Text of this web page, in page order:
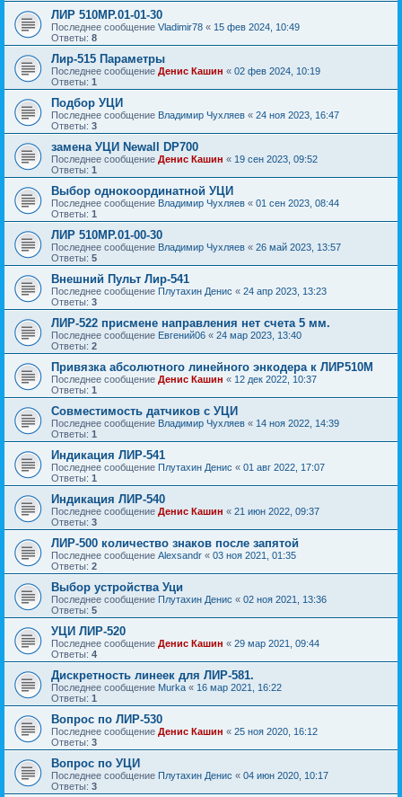
ЛИР 510МР.01-01-30
Последнее сообщение Vladimir78 « 15 фев 2024, 10:49
Ответы: 8
Лир-515 Параметры
Последнее сообщение Денис Кашин « 02 фев 2024, 10:19
Ответы: 1
Подбор УЦИ
Последнее сообщение Владимир Чухляев « 24 ноя 2023, 16:47
Ответы: 3
замена УЦИ Newall DP700
Последнее сообщение Денис Кашин « 19 сен 2023, 09:52
Ответы: 1
Выбор однокоординатной УЦИ
Последнее сообщение Владимир Чухляев « 01 сен 2023, 08:44
Ответы: 1
ЛИР 510МР.01-00-30
Последнее сообщение Владимир Чухляев « 26 май 2023, 13:57
Ответы: 5
Внешний Пульт Лир-541
Последнее сообщение Плутахин Денис « 24 апр 2023, 13:23
Ответы: 3
ЛИР-522 присмене направления нет счета 5 мм.
Последнее сообщение Евгений06 « 24 мар 2023, 13:40
Ответы: 2
Привязка абсолютного линейного энкодера к ЛИР510М
Последнее сообщение Денис Кашин « 12 дек 2022, 10:37
Ответы: 1
Совместимость датчиков с УЦИ
Последнее сообщение Владимир Чухляев « 14 ноя 2022, 14:39
Ответы: 1
Индикация ЛИР-541
Последнее сообщение Плутахин Денис « 01 авг 2022, 17:07
Ответы: 1
Индикация ЛИР-540
Последнее сообщение Денис Кашин « 21 июн 2022, 09:37
Ответы: 3
ЛИР-500 количество знаков после запятой
Последнее сообщение Alexsandr « 03 ноя 2021, 01:35
Ответы: 2
Выбор устройства Уци
Последнее сообщение Плутахин Денис « 02 ноя 2021, 13:36
Ответы: 5
УЦИ ЛИР-520
Последнее сообщение Денис Кашин « 29 мар 2021, 09:44
Ответы: 4
Дискретность линеек для ЛИР-581.
Последнее сообщение Murka « 16 мар 2021, 16:22
Ответы: 1
Вопрос по ЛИР-530
Последнее сообщение Денис Кашин « 25 ноя 2020, 16:12
Ответы: 3
Вопрос по УЦИ
Последнее сообщение Плутахин Денис « 04 июн 2020, 10:17
Ответы: 3